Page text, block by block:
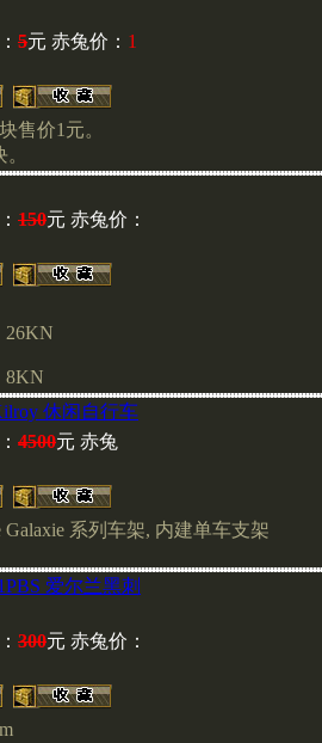
批发商请拨打我们的电
核实后，再汇款到我部
码会给货款的提取造成
按时发货,如果您使用银
刘小姐后再汇款
5元 赤兔价： 1
售价1元。
150元 赤兔价：
26KN
8KN
休闲自行车
4500元 赤兔
Galaxie 系列车架, 内建单车支架
爱尔兰黑刺
300元 赤兔价：